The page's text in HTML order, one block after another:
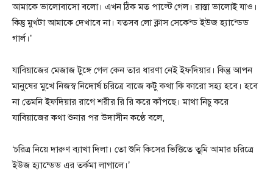
আমাকে ভালোবাসো বলো। এখন ঠিক মত পাল্টে গেল। রাস্তা ভালোই যাও।
কিন্তু মুখটা আমাকে দেখাবে না। যতসব লো ক্লাস সেকেন্ড ইউজ হ্যান্ডেড
গার্ল।’
যাবিয়াজের মেজাজ টুঙ্গে গেল কেন তার ধারণা নেই ইফদিয়ার। কিন্তু আপন
মানুষের মুখে নিজস্ব নিদোর্ষ চরিত্রে বাজে কটু কথা কি কারো সহ্য হবে। হবে
না তেমনি ইফদিয়ার রাগে শরীর রি রি করে কাঁপছে। মাথা নিচু করে
যাবিয়াজের কথা শুনার পর উদাসীন কণ্ঠে বলে,
‘চরিত্র নিয়ে দারুণ ব্যাখা দিলা। তো শুনি কিসের ভিত্তিতে তুমি আমার চরিত্রে
ইউজ হ্যান্ডেড এর তর্কমা লাগালে।’